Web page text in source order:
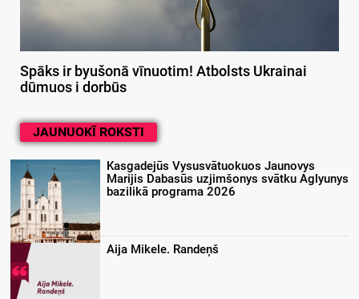
Spāks ir byušonā vīnuotim! Atbolsts Ukrainai
dūmuos i dorbūs
JAUNUOKĪ ROKSTI
Kasgadejūs Vysusvātuokuos Jaunovys
Marijis Dabasūs uzjimšonys svātku Aglyunys
bazilikā programa 2026
Aija Mikele. Randeņš